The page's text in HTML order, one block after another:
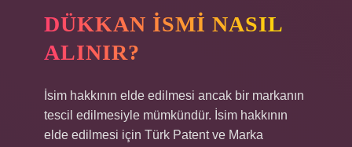
DÜKKAN ISMI NASIL
ALINIR?
İsim hakkının elde edilmesi ancak bir markanın
tescil edilmesiyle mümkündür. İsim hakkının
elde edilmesi için Türk Patent ve Marka